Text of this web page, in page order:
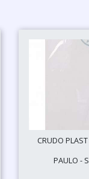
CRUDO
PAULO -